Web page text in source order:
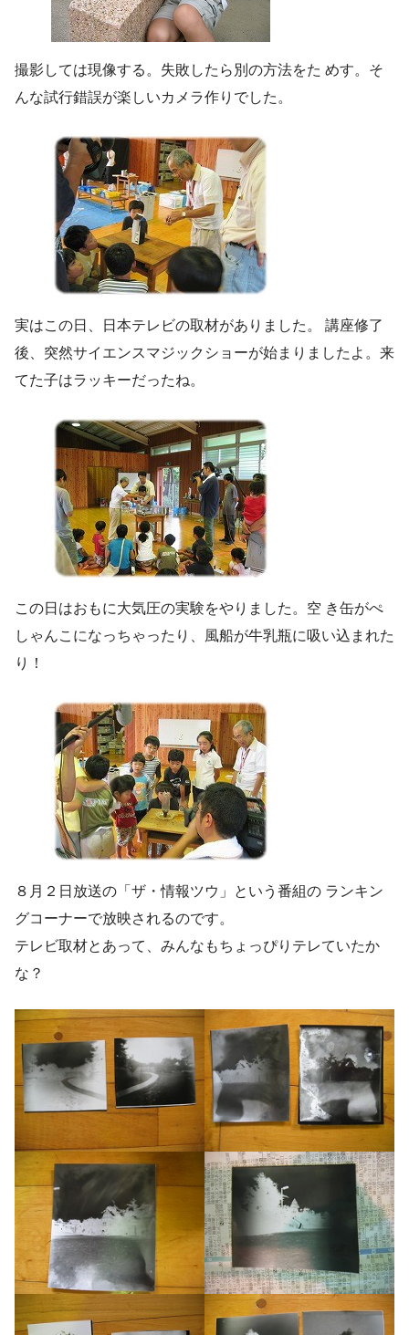
撮影しては現像する。失敗したら別の方法をた めす。そ
んな試行錯誤が楽しいカメラ作りでした。
実はこの日、日本テレビの取材がありました。 講座修了
後、突然サイエンスマジックショーが始まりましたよ。来
てた子はラッキーだったね。
この日はおもに大気圧の実験をやりました。空 き缶がぺ
しゃんこになっちゃったり、風船が牛乳瓶に吸い込まれた
り！
８月２日放送の「ザ・情報ツウ」という番組の ランキン
グコーナーで放映されるのです。
テレビ取材とあって、みんなもちょっぴりテレていたか
な？